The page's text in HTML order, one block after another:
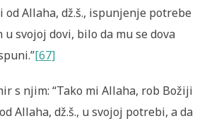
Allaha, dž.š., ispunjenje potrebe
svojoj dovi, bilo da mu se dova
[67]
s njim: “Tako mi Allaha, rob Božiji
Allaha, dž.š., u svojoj potrebi, a da